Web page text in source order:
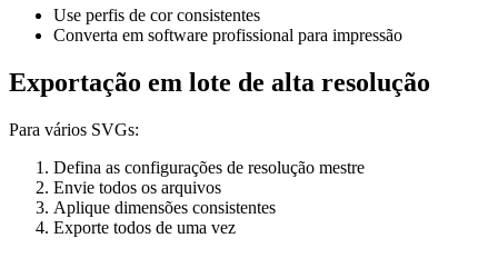
Use perfis de cor consistentes
Converta em software profissional para impressão
Exportação em lote de alta resolução
Para vários SVGs:
Defina as configurações de resolução mestre
Envie todos os arquivos
Aplique dimensões consistentes
Exporte todos de uma vez